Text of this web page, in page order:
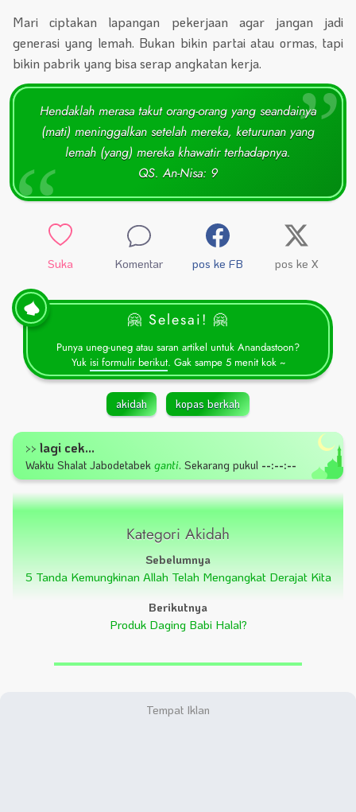
Mari ciptakan lapangan pekerjaan agar jangan jadi
generasi yang lemah. Bukan bikin partai atau ormas, tapi
bikin pabrik yang bisa serap angkatan kerja.
Hendaklah merasa takut orang-orang yang seandainya
(mati) meninggalkan setelah mereka, keturunan yang
lemah (yang) mereka khawatir terhadapnya.
QS. An-Nisa: 9
Suka Komentar pos ke FB pos ke X
🤗 Selesai! 🤗
Punya uneg-uneg atau saran artikel untuk Anandastoon?
Yuk isi formulir berikut. Gak sampe 5 menit kok ~
akidah kopas berkah
>> lagi cek...
Waktu Shalat Jabodetabek ganti. Sekarang pukul --:--:--
Kategori Akidah
Sebelumnya
5 Tanda Kemungkinan Allah Telah Mengangkat Derajat Kita
Berikutnya
Produk Daging Babi Halal?